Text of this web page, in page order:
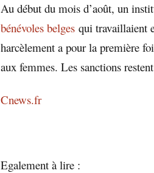
Au début du mois d’août, un
bénévoles belges qui travaillaient
harcèlement a pour la première
aux femmes. Les sanctions
Cnews.fr
Egalement à lire :